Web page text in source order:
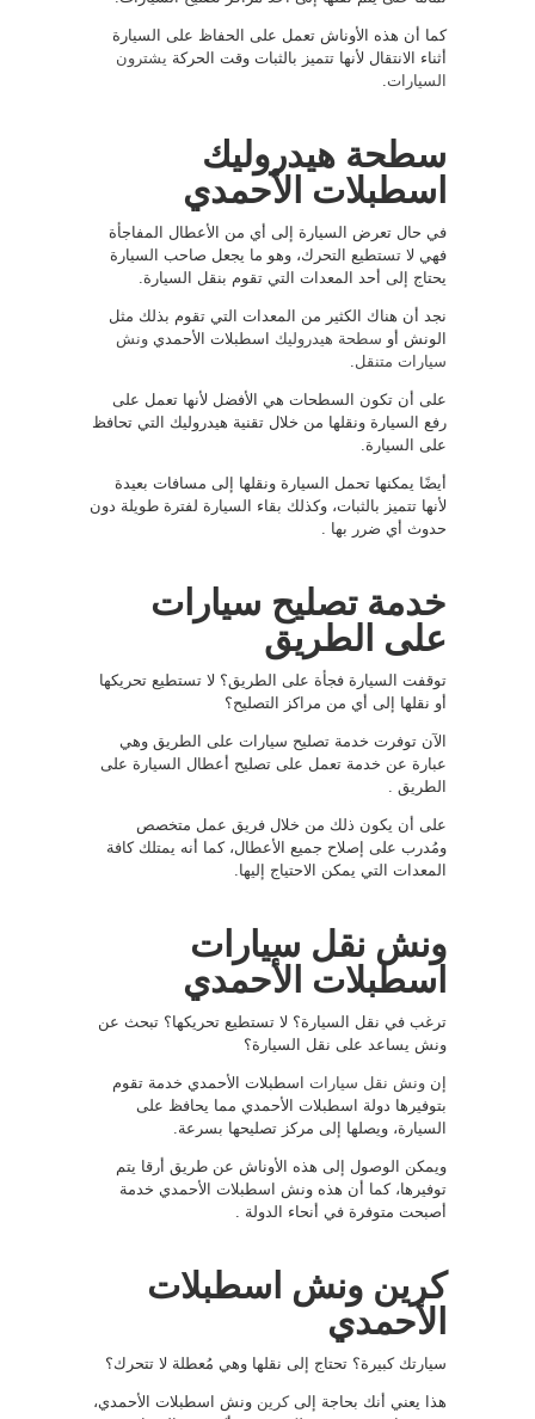
كما أن هذه الأوناش تعمل على الحفاظ على السيارة
أثناء الانتقال لأنها تتميز بالثبات وقت الحركة يشترون
السيارات
سطحة هيدروليك
اسطبلات الأحمدي
في حال تعرض السيارة إلى أي من الأعطال المفاجأة
فهي لا تستطيع التحرك، وهو ما يجعل صاحب السيارة
يحتاج إلى أحد المعدات التي تقوم بنقل السيارة.
نجد أن هناك الكثير من المعدات التي تقوم بذلك مثل
الونش أو سطحة هيدروليك اسطبلات الأحمدي ونش
سيارات متنقل
على أن تكون السطحات هي الأفضل لأنها تعمل على
رفع السيارة ونقلها من خلال تقنية هيدروليك التي تحافظ
على السيارة.
أيضًا يمكنها تحمل السيارة ونقلها إلى مسافات بعيدة
لأنها تتميز بالثبات، وكذلك بقاء السيارة لفترة طويلة دون
حدوث أي ضرر بها .
خدمة تصليح سيارات
على الطريق
توقفت السيارة فجأة على الطريق؟ لا تستطيع تحريكها
أو نقلها إلى أي من مراكز التصليح؟
الآن توفرت خدمة تصليح سيارات على الطريق وهي
عبارة عن خدمة تعمل على تصليح أعطال السيارة على
الطريق .
على أن يكون ذلك من خلال فريق عمل متخصص
ومُدرب على إصلاح جميع الأعطال، كما أنه يمتلك كافة
المعدات التي يمكن الاحتياج إليها.
ونش نقل سيارات
اسطبلات الأحمدي
ترغب في نقل السيارة؟ لا تستطيع تحريكها؟ تبحث عن
ونش يساعد على نقل السيارة؟
إن ونش نقل سيارات اسطبلات الأحمدي خدمة تقوم
بتوفيرها دولة اسطبلات الأحمدي مما يحافظ على
السيارة، ويصلها إلى مركز تصليحها بسرعة.
ويمكن الوصول إلى هذه الأوناش عن طريق أرقا يتم
توفيرها، كما أن هذه ونش اسطبلات الأحمدي خدمة
أصبحت متوفرة في أنحاء الدولة .
كرين ونش اسطبلات
الأحمدي
سيارتك كبيرة؟ تحتاج إلى نقلها وهي مُعطلة لا تتحرك؟
هذا يعني أنك بحاجة إلىكرين ونش اسطبلات الأحمدي،